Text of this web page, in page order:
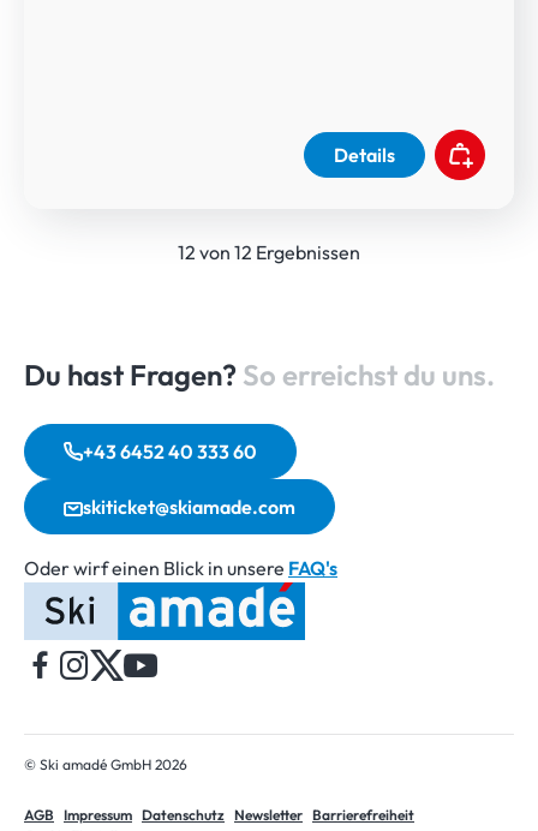
Details
12 von 12 Ergebnissen
Du hast Fragen? So erreichst du uns.
+43 6452 40 333 60
skiticket@skiamade.com
Oder wirf einen Blick in unsere FAQ's
© Ski amadé GmbH 2026
AGB Impressum Datenschutz Newsletter Barrierefreiheit